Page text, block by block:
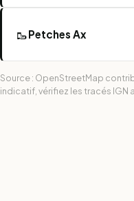
🥾Petches Ax
Source : OpenStreetMap
indicatif, vérifiez les tracés IGN